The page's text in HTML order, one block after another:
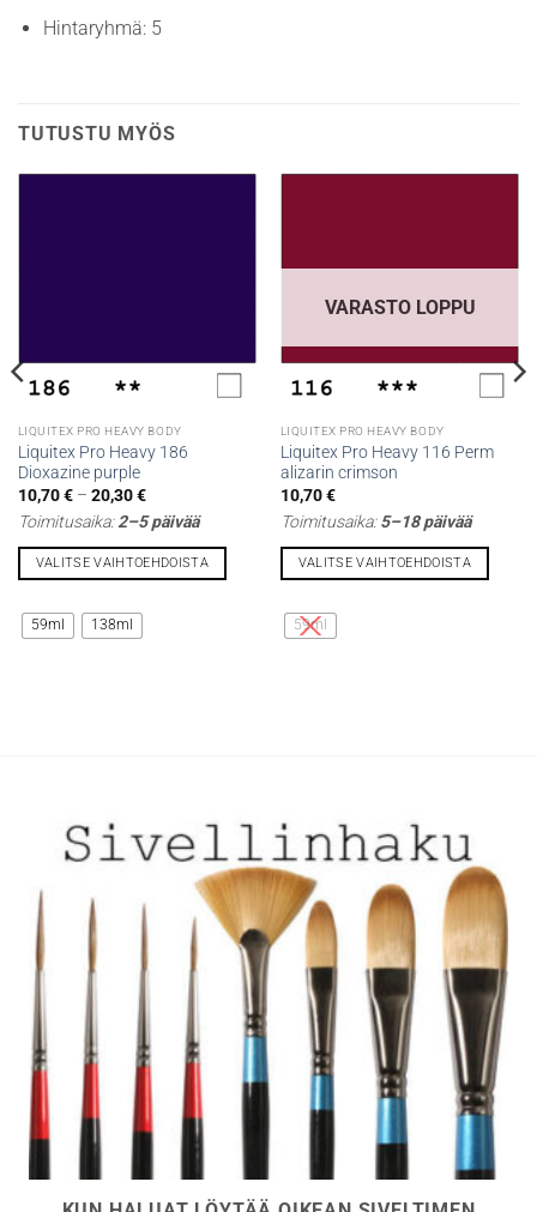
Hintaryhmä: 5
TUTUSTU MYÖS
LIQUITEX PRO HEAVY BODY
Liquitex Pro Heavy 186
Dioxazine purple
10,70€ – 20,30€Hintaluokka:
-
Toimitusaika:2–5 päivää
VALITSE VAIHTOEHDOISTA
tuotteella
on
59ml 138ml
VARASTO LOPPU
LIQUITEX PRO HEAVY BODY
Liquitex Pro Heavy 116 Perm
alizarin crimson
10,70€
Toimitusaika:5–18 päivää
VALITSE VAIHTOEHDOISTA
tuotteella
on
59ml